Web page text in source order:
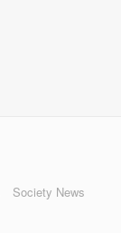
Society News